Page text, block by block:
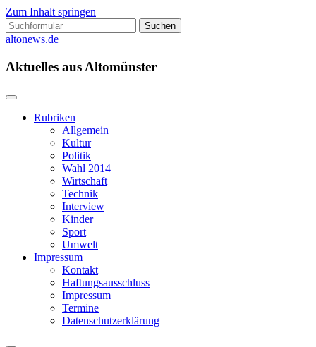
Zum Inhalt springen
Suchen
nach:
altonews.de
Aktuelles aus Altomünster
Rubriken
Allgemein
Kultur
Politik
Wahl 2014
Wirtschaft
Technik
Interview
Kinder
Sport
Umwelt
Impressum
Kontakt
Haftungsausschluss
Impressum
Termine
Datenschutzerklärung